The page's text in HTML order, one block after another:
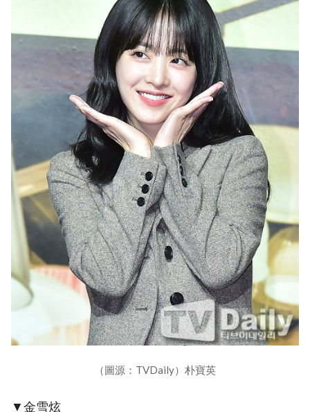
（圖源：TVDaily）朴寶英
▼金雪炫